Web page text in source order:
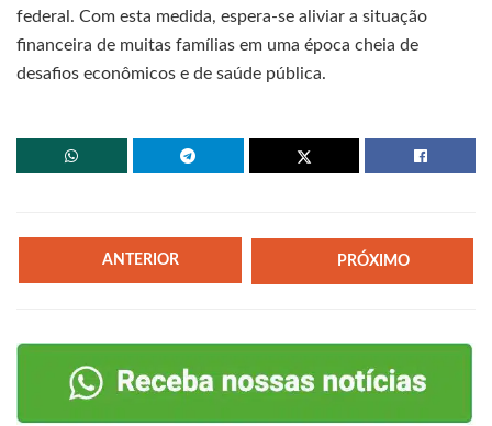
federal. Com esta medida, espera-se aliviar a situação
financeira de muitas famílias em uma época cheia de
desafios econômicos e de saúde pública.
ANTERIOR PRÓXIMO